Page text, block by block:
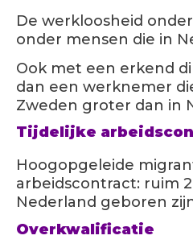
De werkloosheid
onder mensen die in
Ook met een erkend
dan een werknemer
Zweden groter dan in
Tijdelijke
Hoogopgeleide
arbeidscontract: ruim
Nederland geboren
Overkwalificatie